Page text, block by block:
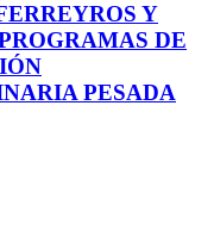
Y
DE
PESADA